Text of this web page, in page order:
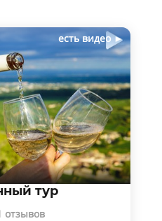
есть видео ►
тур
отзывов